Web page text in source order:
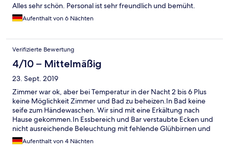
Alles sehr schön. Personal ist sehr freundlich und bemüht.
Aufenthalt von 6 Nächten
Verifizierte Bewertung
4/10 – Mittelmäßig
23. Sept. 2019
Zimmer war ok, aber bei Temperatur in der Nacht 2 bis 6 Plus
keine Möglichkeit Zimmer und Bad zu beheizen.In Bad keine
seife zum Händewaschen. Wir sind mit eine Erkältung nach
Hause gekommen.In Essbereich und Bar verstaubte Ecken und
nicht ausreichende Beleuchtung mit fehlende Glühbirnen und
Lampenschirme.In SPA Bereich an Schwimmbadrand und
Umkleideraum, WC aber auch Zugang zu SPA Bereich stehende
Aufenthalt von 4 Nächten